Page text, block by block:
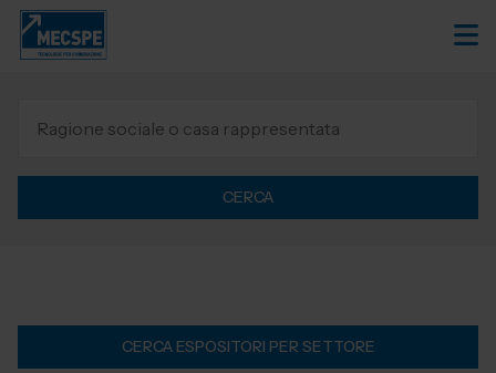
CERCA
CERCA ESPOSITORI PER SETTORE